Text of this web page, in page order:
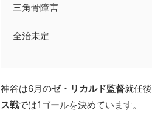
三角骨障害
全治未定
神谷は6月のゼ・リカルド監督就任
ス戦では1ゴールを決めています。